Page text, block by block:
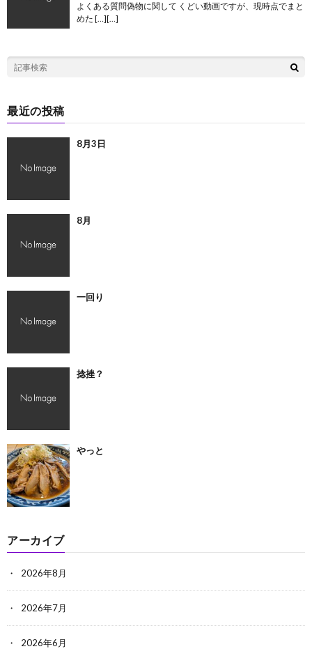
よくある質問偽物に関して くどい動画ですが、現時点でまと
めた […][…]
最近の投稿
8月3日
8月
一回り
捻挫？
やっと
アーカイブ
2026年8月
2026年7月
2026年6月